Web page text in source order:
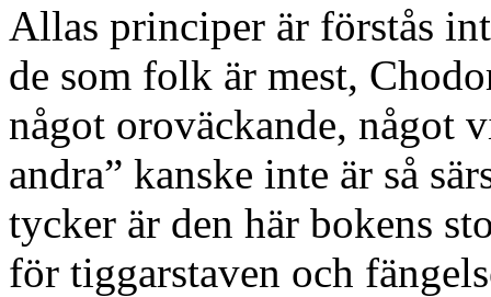
Allas principer är förstås
de som folk är mest,
något oroväckande, något
andra” kanske inte är så
tycker är den här bokens
för tiggarstaven och